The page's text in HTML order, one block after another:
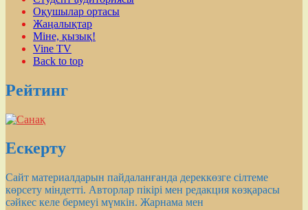
Оқушылар ортасы
Жаңалықтар
Міне, қызық!
Vine TV
Back to top
Рейтинг
Ескерту
Сайт материалдарын пайдаланғанда дереккөзге сілтеме
көрсету міндетті. Авторлар пікірі мен редакция көзқарасы
сәйкес келе бермеуі мүмкін. Жарнама мен